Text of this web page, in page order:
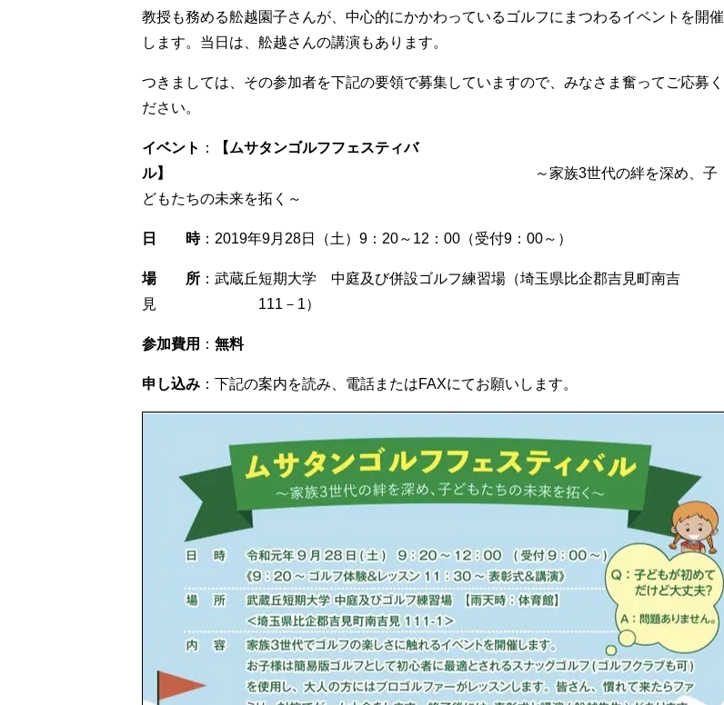
教授 も務める舩越園子さんが、中心的にかかわっているゴルフにまつわるイベントを開催
します。当日は、舩越さんの講演もあります。
つきましては、その参加者を下記の要領で募集していますので、みなさま奮ってご応募く
ださい。
イベント ：
【ムサタンゴルフフェスティバ
ル】
～家族3世代の絆を深め、子
どもたちの未来を拓く～
日 時：2019年9月28日（土）9：20～12：00（受付9：00～）
場 所 ：武蔵丘短期大学 中庭及び併設ゴルフ練習場（埼玉県比企郡吉見町南吉
見 111－1）
参加費用 ： 無料
申し込み ：下記の案内を読み、電話またはFAXにてお願いします。